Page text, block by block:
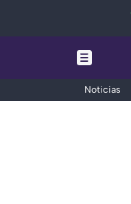
Noticias